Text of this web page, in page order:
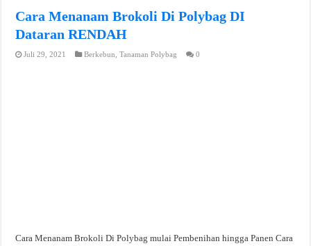
Cara Menanam Brokoli Di Polybag DI
Dataran RENDAH
Juli 29, 2021 Berkebun ,Tanaman Polybag 0
Cara Menanam Brokoli Di Polybag mulai Pembenihan hingga Panen Cara